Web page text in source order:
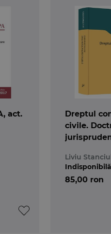
act.
Dreptul
civile.
Liviu
85,00 ron
Indisponibilă